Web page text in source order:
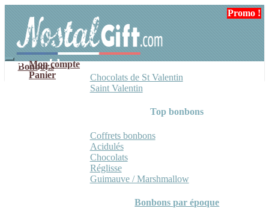
navigation
contenu
Mon compte
Panier
Bonbons
Chocolats de St Valentin
Saint Valentin
Top bonbons
Coffrets bonbons
Acidulés
Chocolats
Réglisse
Guimauve / Marshmallow
Bonbons par époque
Promo !
Promo !